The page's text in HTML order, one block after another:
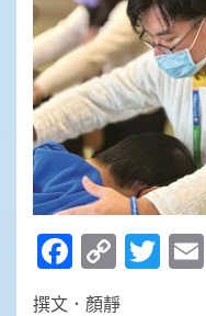
Copy
Link
撰文．顏靜